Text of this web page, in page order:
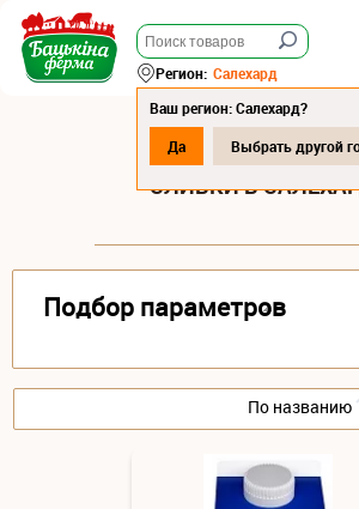
Регион: Салехард
Ваш регион: Салехард?
Да
Выбрать другой
СЛИВКИ В
Подбор параметров
По названию